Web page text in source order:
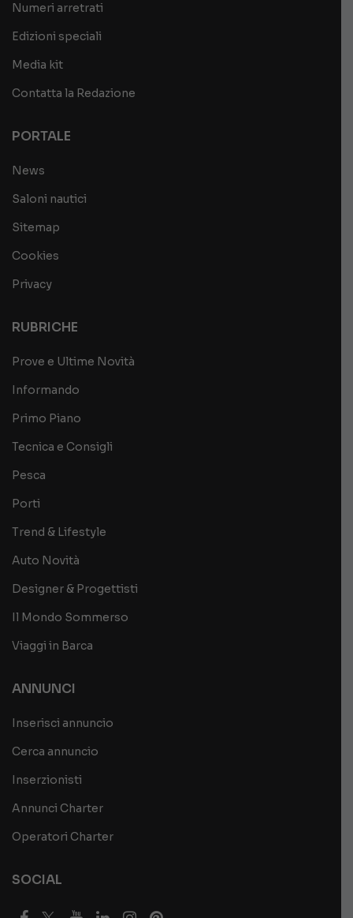
Numeri arretrati
Edizioni speciali
Media kit
Contatta la Redazione
PORTALE
News
Saloni nautici
Sitemap
Cookies
Privacy
RUBRICHE
Prove e Ultime Novità
Informando
Primo Piano
Tecnica e Consigli
Pesca
Porti
Trend & Lifestyle
Auto Novità
Designer & Progettisti
Il Mondo Sommerso
Viaggi in Barca
ANNUNCI
Inserisci annuncio
Cerca annuncio
Inserzionisti
Annunci Charter
Operatori Charter
SOCIAL